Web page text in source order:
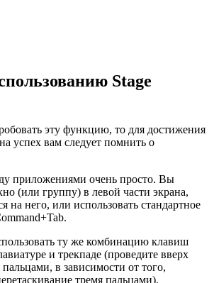
Stage
эту функцию, то для достижения
успех вам следует помнить о
приложениями очень просто. Вы
(или группу) в левой части экрана,
на него, или использовать стандартное
ту же комбинацию клавиш
и трекпаде (проведите вверх
в зависимости от того,
тремя пальцами).